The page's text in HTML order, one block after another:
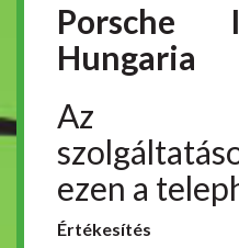
Porsche
Hungaria
Az
ezen a
Értékesítés